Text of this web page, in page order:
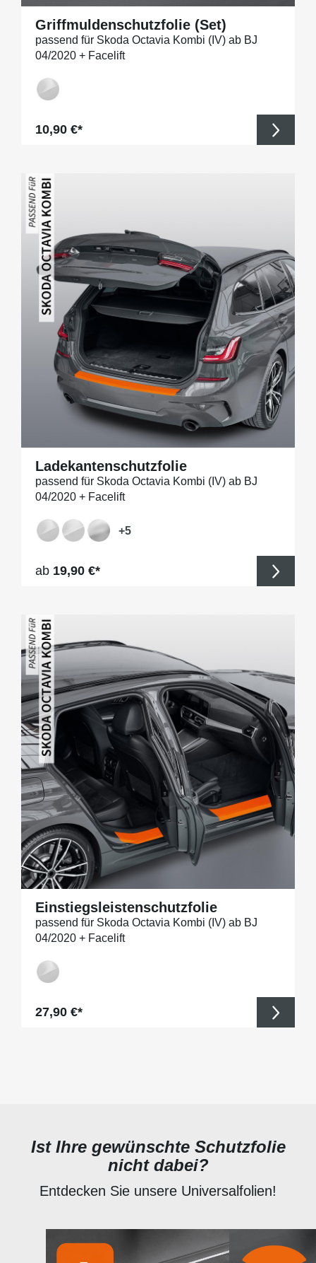
Griffmuldenschutzfolie (Set)
passend für Skoda Octavia Kombi (IV) ab BJ
04/2020 + Facelift
Regulärer Preis:
10,90 €*
Ladekantenschutzfolie
passend für Skoda Octavia Kombi (IV) ab BJ
04/2020 + Facelift
+5
Regulärer Preis:
ab 19,90 €*
Einstiegsleistenschutzfolie
passend für Skoda Octavia Kombi (IV) ab BJ
04/2020 + Facelift
Regulärer Preis:
27,90 €*
Ist Ihre gewünschte Schutzfolie
nicht dabei?
Entdecken Sie unsere Universalfolien!